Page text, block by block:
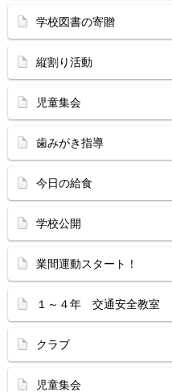
学校図書の寄贈
縦割り活動
児童集会
歯みがき指導
今日の給食
学校公開
業間運動スタート！
１～４年 交通安全教室
クラブ
児童集会